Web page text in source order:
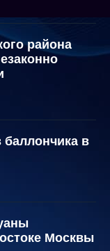
района
баллончика в
Москвы